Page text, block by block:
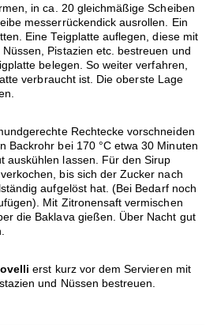
in ca. 20 gleichmäßige Scheiben
messerrückendick ausrollen. Ein
Eine Teigplatte auflegen, diese mit
Pistazien etc. bestreuen und
belegen. So weiter verfahren,
verbraucht ist. Die oberste Lage
Rechtecke vorschneiden
Backrohr bei 170 °C etwa 30 Minuten
auskühlen lassen. Für den Sirup
bis sich der Zucker nach
aufgelöst hat. (Bei Bedarf noch
Mit Zitronensaft vermischen
die Baklava gießen. Über Nacht gut
erst kurz vor dem Servieren mit
und Nüssen bestreuen.